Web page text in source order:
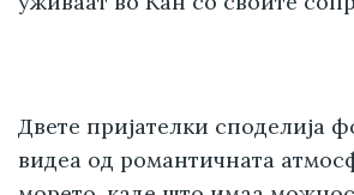
Двете пријателки споделија
видеа од романтичната